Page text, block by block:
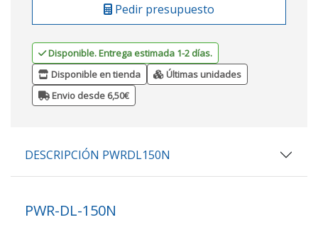
Pedir presupuesto
Disponible. Entrega estimada 1-2 días.
Disponible en tienda
Últimas unidades
Envio desde 6,50€
DESCRIPCIÓN PWRDL150N
PWR-DL-150N